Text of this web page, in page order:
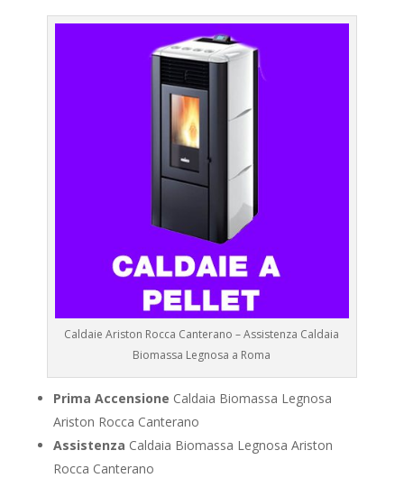
Caldaie Ariston Rocca Canterano – Assistenza Caldaia
Biomassa Legnosa a Roma
Prima Accensione Caldaia Biomassa Legnosa
Ariston Rocca Canterano
Assistenza Caldaia Biomassa Legnosa Ariston
Rocca Canterano